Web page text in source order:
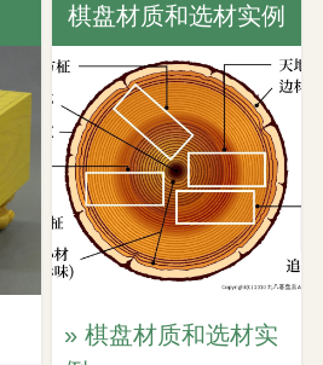
棋盘材质和选材实例
» 棋盘材质和选材实